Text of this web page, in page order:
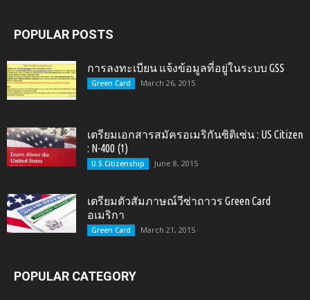
POPULAR POSTS
การลงทะเบียน แจ้งข้อมูลที่อยู่ในระบบ GSS
Green Card March 26, 2015
เตรียมเอกสารสมัครอเมริกันซิติเซ่น : US Citizen
: N-400 (1)
U.S.Citizenship June 8, 2015
เตรียมตัวสัมภาษณ์วีซ่าถาวร Green Card
อเมริกา
Green Card March 21, 2015
POPULAR CATEGORY